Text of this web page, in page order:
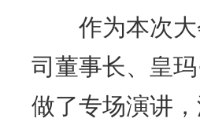
作为本次大
司董事长、皇
做了专场演讲